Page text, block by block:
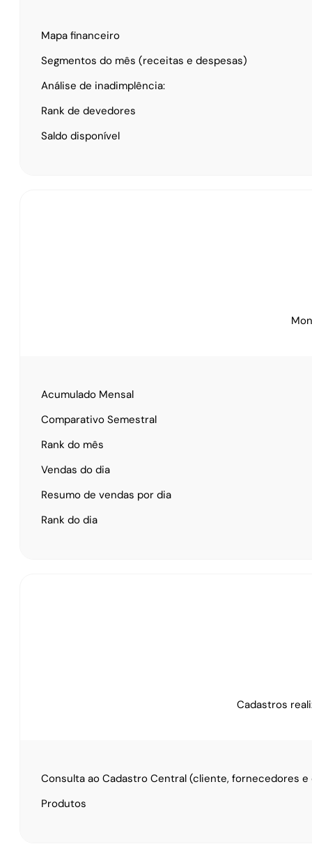
Mapa financeiro
Segmentos do mês (receitas e despesas)
Análise de inadimplência:
Rank de devedores
Saldo disponível
Acumulado Mensal
Comparativo Semestral
Rank do mês
Vendas do dia
Resumo de vendas por dia
Rank do dia
Cadastros
Consulta ao Cadastro Central (cliente, fornecedores
Produtos